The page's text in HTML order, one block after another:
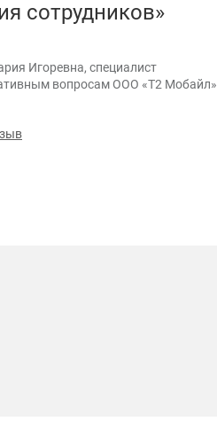
сотрудников»
Игоревна, специалист
вопросам ООО «Т2 Мобайл»